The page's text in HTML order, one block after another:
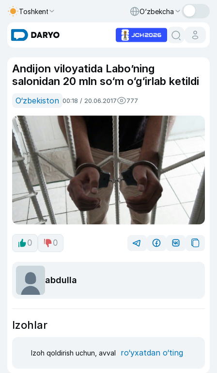
Toshkent O‘zbekcha
Andijon viloyatida Labo’ning
salonidan 20 mln so‘m o‘g‘irlab ketildi
O‘zbekiston 00:18 / 20.06.2017 777
0 0
abdulla
Izohlar
Izoh qoldirish uchun, avval ro‘yxatdan o‘ting